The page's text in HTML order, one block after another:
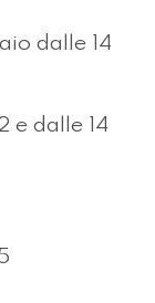
dalle 14
e dalle 14